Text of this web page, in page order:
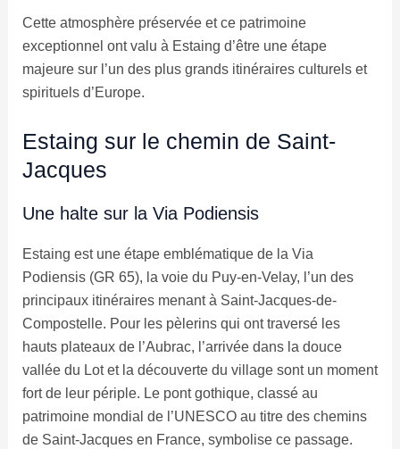
Cette atmosphère préservée et ce patrimoine
exceptionnel ont valu à Estaing d’être une étape
majeure sur l’un des plus grands itinéraires culturels et
spirituels d’Europe.
Estaing sur le chemin de Saint-
Jacques
Une halte sur la Via Podiensis
Estaing est une étape emblématique de la Via
Podiensis (GR 65), la voie du Puy-en-Velay, l’un des
principaux itinéraires menant à Saint-Jacques-de-
Compostelle. Pour les pèlerins qui ont traversé les
hauts plateaux de l’Aubrac, l’arrivée dans la douce
vallée du Lot et la découverte du village sont un moment
fort de leur périple. Le pont gothique, classé au
patrimoine mondial de l’UNESCO au titre des chemins
de Saint-Jacques en France, symbolise ce passage.